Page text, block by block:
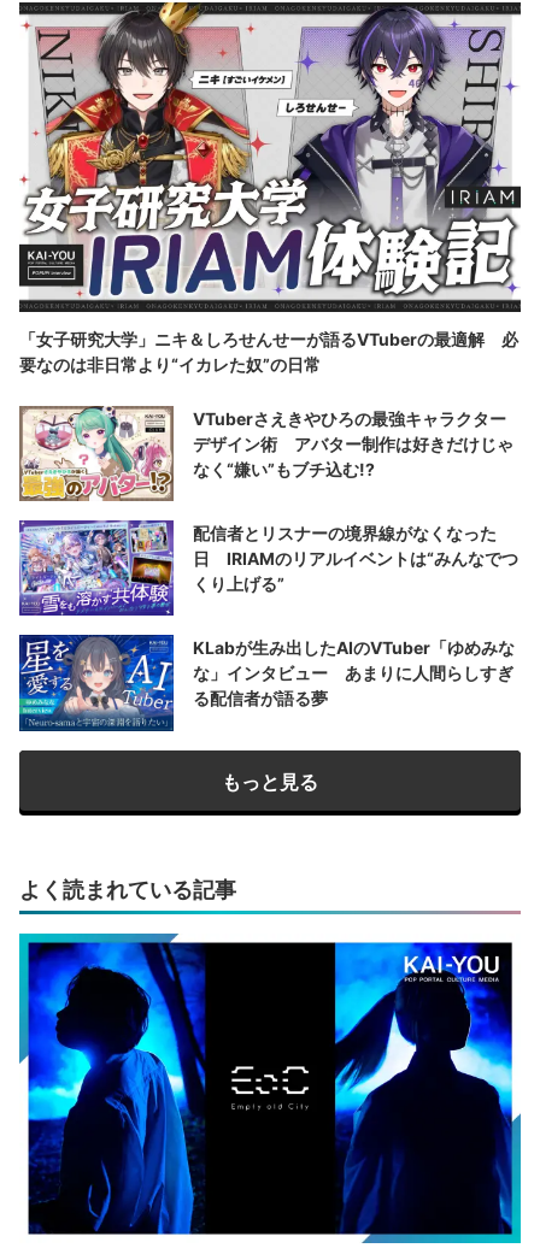
「女子研究大学」ニキ＆しろせんせーが語るVTuberの最適解 必
要なのは非日常より“イカレた奴”の日常
VTuberさえきやひろの最強キャラクター
デザイン術 アバター制作は好きだけじゃ
なく“嫌い”もブチ込む!?
配信者とリスナーの境界線がなくなった
日 IRIAMのリアルイベントは“みんなでつ
くり上げる”
KLabが生み出したAIのVTuber「ゆめみな
な」インタビュー あまりに人間らしすぎ
る配信者が語る夢
もっと見る
よく読まれている記事